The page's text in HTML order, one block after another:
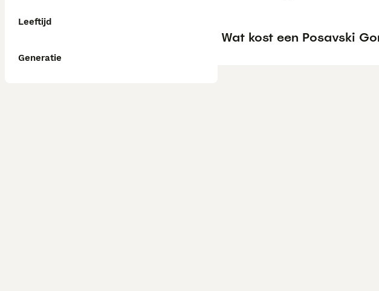
Leeftijd
Generatie
Wat kost een Posavski